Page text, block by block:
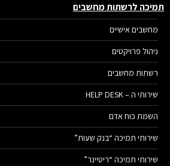
לרשתות מחשבים
מחשבים אישיים
ניהול פרויקטים
רשתות מחשבים
שירותי ה – HELP DESK
השמת כוח אדם
שירותי תמיכה “בנק שעות”
שירותי תמיכה “ריטיינר”